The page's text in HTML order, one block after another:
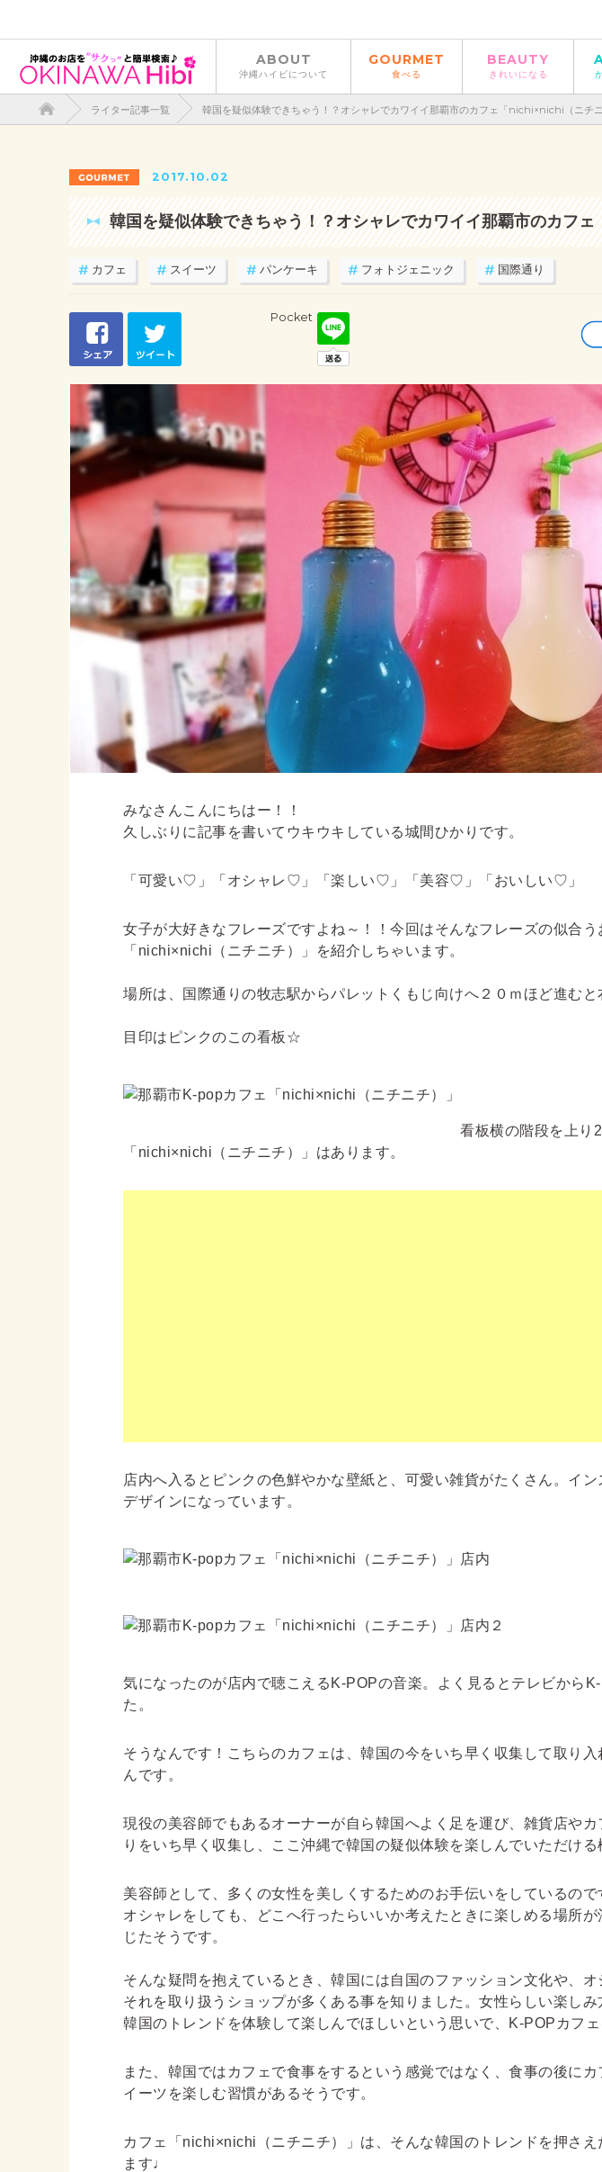
ABOUT
沖縄ハイビについて
GOURMET
食べる
BEAUTY
きれいになる
ライター記事一覧 韓国を疑似体験できちゃう！？オシャレでカワイイ那覇市のカフェ「nichi×nichi（ニチニ
2017.10.02
韓国を疑似体験できちゃう！？オシャレでカワイイ那覇市のカフ
カフェ スイーツ パンケーキ フォトジェニック 国際通り
Pocket
みなさんこんにちはー！！
久しぶりに記事を書いてウキウキしている城間ひかりです。
「可愛い♡」「オシャレ♡」「楽しい♡」「美容♡」「おいしい♡」
女子が大好きなフレーズですよね～！！今回はそんなフレーズの似合う
「nichi×nichi（ニチニチ）」を紹介しちゃいます。
場所は、国際通りの牧志駅からパレットくもじ向けへ２０ｍほど進むと
目印はピンクのこの看板☆
看板横の階段を上り
「nichi×nichi（ニチニチ）」はあります。
店内へ入るとピンクの色鮮やかな壁紙と、可愛い雑貨がたくさん。イ
デザインになっています。
気になったのが店内で聴こえるK-POPの音楽。よく見るとテレビから
た。
そうなんです！こちらのカフェは、韓国の今をいち早く収集して取り入
んです。
現役の美容師でもあるオーナーが自ら韓国へよく足を運び、雑貨店や
りをいち早く収集し、ここ沖縄で韓国の疑似体験を楽しんでいただける
美容師として、多くの女性を美しくするためのお手伝いをしているので
オシャレをしても、どこへ行ったらいいか考えたときに楽しめる場所
じたそうです。
そんな疑問を抱えているとき、韓国には自国のファッション文化や、オ
それを取り扱うショップが多くある事を知りました。女性らしい楽し
韓国のトレンドを体験して楽しんでほしいという思いで、K-POPカフェ
また、韓国ではカフェで食事をするという感覚ではなく、食事の後に
イーツを楽しむ習慣があるそうです。
カフェ 「nichi×nichi（ニチニチ）」 は、そんな韓国のトレンドを押さ
ます♩